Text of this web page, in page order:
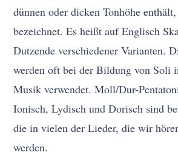
dünnen oder dicken Tonhöhe
bezeichnet. Es heißt auf Englisch
Dutzende verschiedener Varianten.
werden oft bei der Bildung von Soli
Musik verwendet. Moll/Dur-
Ionisch, Lydisch und Dorisch sind
die in vielen der Lieder, die wir
werden.